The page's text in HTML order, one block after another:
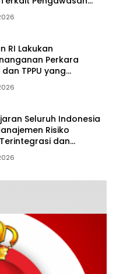
Dugaan Korupsi
Jampidsus, FA
RI Lakukan
Perkara
TPPU yang
Jampidsus, FA di
Seluruh Indonesia
Risiko
dan